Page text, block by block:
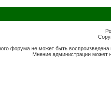
форума не может быть
Мнение администрации может